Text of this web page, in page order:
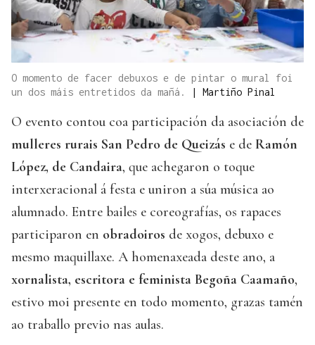
O momento de facer debuxos e de pintar o mural foi
un dos máis entretidos da mañá.
| Martiño Pinal
O evento contou coa participación da asociación de
mulleres rurais San Pedro de Queizás e de Ramón
López, de Candaira, que achegaron o toque
interxeracional á festa e uniron a súa música ao
alumnado. Entre bailes e coreografías, os rapaces
participaron en obradoiros de xogos, debuxo e
mesmo maquillaxe. A homenaxeada deste ano, a
xornalista, escritora e feminista Begoña Caamaño,
estivo moi presente en todo momento, grazas tamén
ao traballo previo nas aulas.